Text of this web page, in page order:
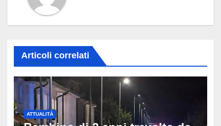
Articoli correlati
ATTUALITÀ